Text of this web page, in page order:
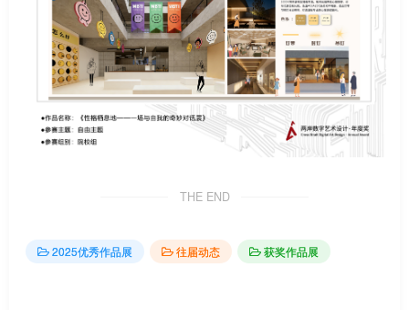
THE END
2025优秀作品展 往届动态 获奖作品展